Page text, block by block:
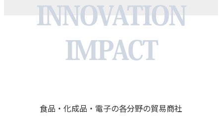
INNOVATION
IMPACT
食品・化成品・電子の各分野の貿易商社